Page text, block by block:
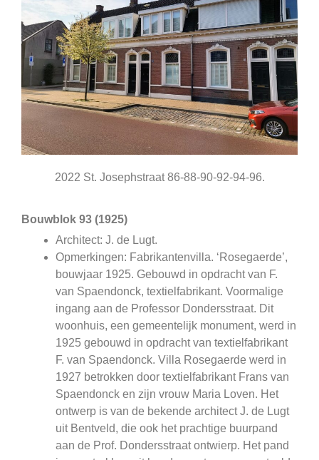
2022 St. Josephstraat 86-88-90-92-94-96.
Bouwblok 93 (1925)
Architect: J. de Lugt.
Opmerkingen: Fabrikantenvilla. ‘Rosegaerde’,
bouwjaar 1925. Gebouwd in opdracht van F.
van Spaendonck, textielfabrikant. Voormalige
ingang aan de Professor Dondersstraat. Dit
woonhuis, een gemeentelijk monument, werd in
1925 gebouwd in opdracht van textielfabrikant
F. van Spaendonck. Villa Rosegaerde werd in
1927 betrokken door textielfabrikant Frans van
Spaendonck en zijn vrouw Maria Loven. Het
ontwerp is van de bekende architect J. de Lugt
uit Bentveld, die ook het prachtige buurpand
aan de Prof. Dondersstraat ontwierp. Het pand